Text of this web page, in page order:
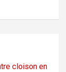
cloison en